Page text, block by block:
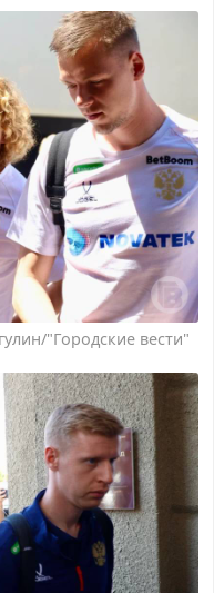
"Городские вести"